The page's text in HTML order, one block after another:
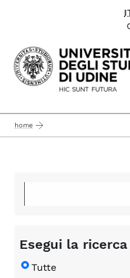
Passa al
home
Esegui la
Tutte